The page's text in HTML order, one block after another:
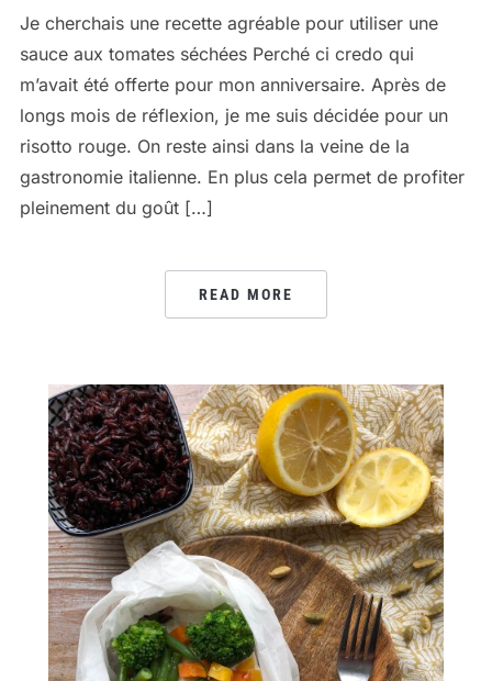
Je cherchais une recette agréable pour utiliser une
sauce aux tomates séchées Perché ci credo qui
m’avait été offerte pour mon anniversaire. Après de
longs mois de réflexion, je me suis décidée pour un
risotto rouge. On reste ainsi dans la veine de la
gastronomie italienne. En plus cela permet de profiter
pleinement du goût […]
READ MORE